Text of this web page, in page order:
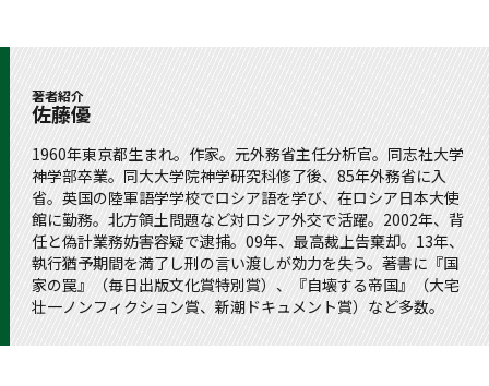
著者紹介
佐藤優
1960年東京都生まれ。作家。元外務省主任分析官。同志社大学
神学部卒業。同大大学院神学研究科修了後、85年外務省に入
省。英国の陸軍語学学校でロシア語を学び、在ロシア日本大使
館に勤務。北方領土問題など対ロシア外交で活躍。2002年、背
任と偽計業務妨害容疑で逮捕。09年、最高裁上告棄却。13年、
執行猶予期間を満了し刑の言い渡しが効力を失う。著書に『国
家の罠』（毎日出版文化賞特別賞）、『自壊する帝国』（大宅
壮一ノンフィクション賞、新潮ドキュメント賞）など多数。